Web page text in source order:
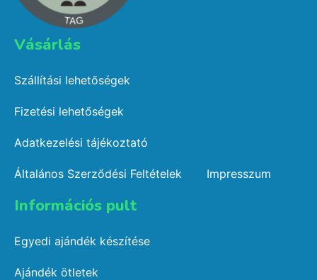
Vásárlás​
Szállítási lehetőségek
Fizetési lehetőségek
Adatkezelési tájékoztató
Általános Szerződési Feltételek Impresszum
Információs pult​
Egyedi ajándék készítése
Ajándék ötletek